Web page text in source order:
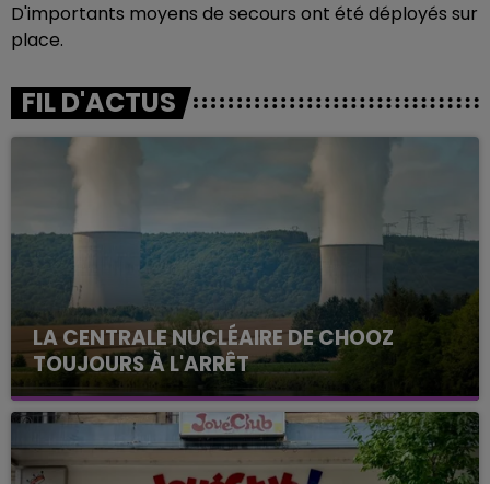
D'importants moyens de secours ont été déployés sur
place.
FIL D'ACTUS
LA CENTRALE NUCLÉAIRE DE CHOOZ
TOUJOURS À L'ARRÊT
Cela fait déjà une semaine que la centrale
nucléaire ardennaise est à l'arrêt. Une situation
justifiée par la sécheresse intense qui est toujours
présente.